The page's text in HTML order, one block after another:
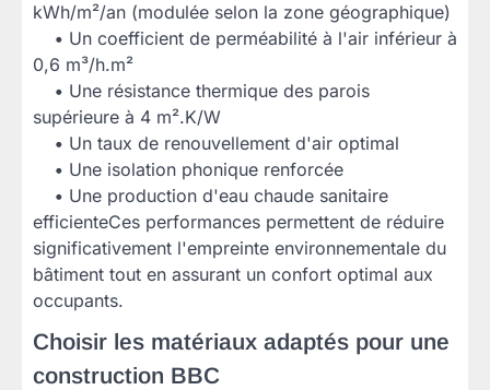
kWh/m²/an (modulée selon la zone géographique)
• Un coefficient de perméabilité à l'air inférieur à
0,6 m³/h.m²
• Une résistance thermique des parois
supérieure à 4 m².K/W
• Un taux de renouvellement d'air optimal
• Une isolation phonique renforcée
• Une production d'eau chaude sanitaire
efficienteCes performances permettent de réduire
significativement l'empreinte environnementale du
bâtiment tout en assurant un confort optimal aux
occupants.
Choisir les matériaux adaptés pour une
construction BBC